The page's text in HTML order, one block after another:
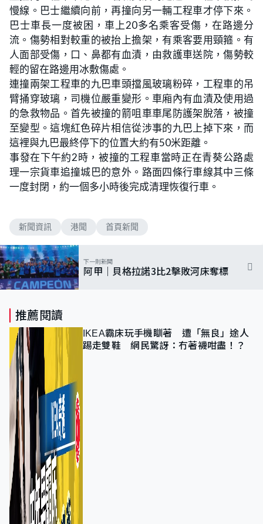
%
慢線。巴士繼續向前，再撞向另一輛工程車才停下來。
巴士車長一度被困，車上20多名乘客受傷，在路邊分
流。傷勢相對較重的被抬上擔架，有乘客要用頸箍。有
人面部受傷，口、鼻都有血漬，由救護車送院，傷勢較
輕的留在路邊用冰敷傷處。
連撞兩架工程車的九巴車頭擋風玻璃粉碎，工程車的吊
臂捅穿玻璃，司機位嚴重變形。車廂內有血漬及使用過
的急救物品。首先被撞的箭咀車車尾防護架脫落，被撞
至變型。這塊紅色碎片相信從涉事的九巴上掉下來，而
這裡與九巴最終停下的位置大約有50米距離。
事發在下午約2時，被撞的工程車當時正在青葵公路處
理一宗貨車追撞城巴的意外。路面四條行車線其中三條
一度封閉，約一個多小時後完成清理恢復行車。
新聞資訊 港聞 首頁新聞
下一則新聞
阿甲｜貝格拉諾3比2擊敗河床奪標
推薦閱讀
IKEA霸床玩手機瞓著 遭「無良」途人
踢走雙鞋 網民驚訝：冇著襪咁盡！？